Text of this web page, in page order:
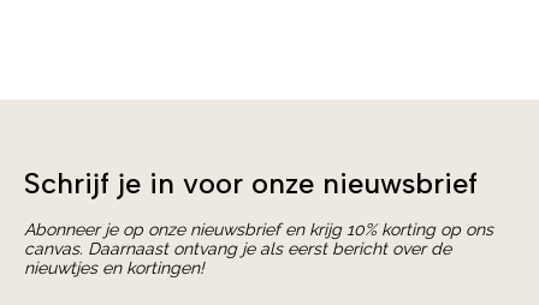
Schrijf je in voor onze nieuwsbrief
Abonneer je op onze nieuwsbrief en krijg 10% korting op ons
canvas. Daarnaast ontvang je als eerst bericht over de
nieuwtjes en kortingen!